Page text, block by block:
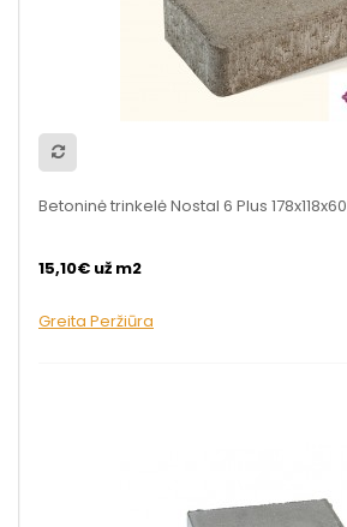
Betoninė trinkelė Nostal 6 Plus 178x118x60
15,10€ už m2
Greita Peržiūra